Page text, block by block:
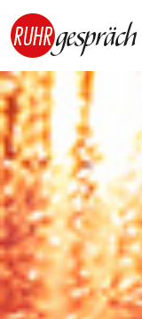
Skip to main content